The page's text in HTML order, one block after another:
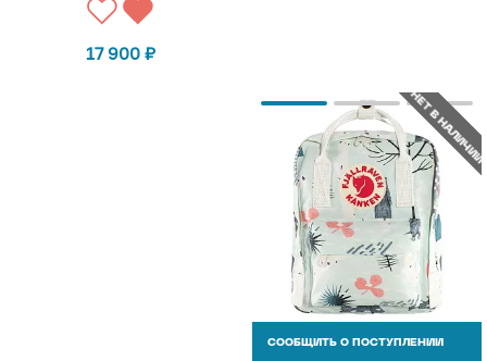
17 900 ₽
НЕТ В НАЛИЧИИ
СООБЩИТЬ О ПОСТУПЛЕНИИ